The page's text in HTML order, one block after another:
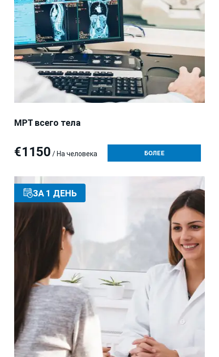
МРТ всего тела
€1150 / На человека БОЛЕЕ
ЗА 1 ДЕНЬ